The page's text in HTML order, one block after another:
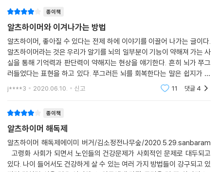
22장 _ 식이요법만으로는 부족할 때, 효과적인 영양보조제
23장 _ 혼자 애쓰지는 말자, 저탄수화물 식이요법을 계속하도록 도움을
받는 방법
알츠하이머 환자나 체중 감량이 필요한 사람을 한 명도 모른다면
식이요법
운동
스트레스와 수면
에필로그 _ 알츠하이머 발병 이유, 그리고 망가진 뇌를 고치는 방법
로 효과가 없고 현대의학은 심신을 쇠약하게 만드는 이 질병과의 싸움에
거의 아무런 기여도 못하고 있다. 의사가 해주는 최상의 조언은 뇌가 계속
활동하도록 새로운 취미를 갖거나 외국어를 배우라는 것이다. 알츠하이머
처럼 파괴적인 질환을 십자말풀이나 스도쿠로 막을 수 있다는 발상은 무책
임할 뿐 아니라 모욕적이기까지 하다. 알츠하이머를 고칠 치료법이 없다는
사실은 상당히 절망스럽고 실망스러우며 환자도 보호자도 감정적·심리적·
재정적으로 사형선고가 내려졌다는 느낌을 받을 수밖에 없다.
지능력이 저하된다고 해서 가만히 손을 놓고 앉아서 뇌 기능이 떨어지는
상황을 두고 보고만 있을 이유도 없다. 이 책에서 소개하는 알츠하이머 발
병 원인을 꼼꼼히 살피면 이 끔찍한 퇴행성 질환을 예방하거나 혹은 늦출
수 있으며, 어쩌면 이미 진행 중인 손상과정도 되돌릴 수 있을지도 모른다.
그렇다면 우리는 무엇을, 어떻게 해야 알츠하이머와 치매에 걸리지 않으
마침내 여기, 진정한 희망이, 진정한 구원의 손길이 나타났다. 쉬운 글로 모
든 측면에서 식습관과 치매의 관계를 다룬 에이미 버거의 탁월한 저작을
읽으면 과학 지식을 쌓을 수 있을 뿐 아니라 앞으로 살아갈 미래를 바꾸는
실용적인 전략까지 익히게 된다. 이 책은 알츠하이머와 관련된 기존의 생
각과 편견을 완전히 바꾸어줄 것이다.
종이책
알츠하이머와 이겨나가는 방법
알츠하이머, 좋아질 수 있다는 전제 하에 이야기를 이끌어 나가는 글이다.
알츠하이머라는 것은 우리가 알기를 뇌의 일부분이 기능이 약해져 가는 사
실을 통해 기억력과 판단력이 약해지는 현상을 얘기한다. 흔히 뇌가 쭈그
러들었다는 표현을 하고 있다. 쭈그러든 뇌를 회복한다는 말은 쉽지가 않
을 듯하다. 글에선 가능하다고 하지만 그것은 지극히 부분적인 것이리라
생각한다. 그것보
j****3 2020.06.10. 신고 11 댓글 4
종이책
알츠하이머 해독제
알츠하이머 해독제에이미 버거/김소정전나무숲/2020.5.29.sanbaram
있다. 나이 들어서도 건강하게 살 수 있는 여러 가지 방법들이 강구되고 있